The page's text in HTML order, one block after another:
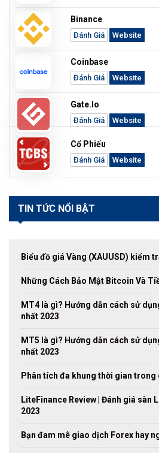
Binance
Đánh Giá Website
Coinbase
Đánh Giá Website
Gate.io
Đánh Giá Website
Cổ Phiếu
Đánh Giá Website
TIN TỨC NỔI BẬT
Biểu đồ giá Vàng (XAUUSD) kiểm
Những Cách Bảo Mật Bitcoin Và
MT4 là gì? Hướng dẫn cách sử
nhất 2023
MT5 là gì? Hướng dẫn cách sử
nhất 2023
Phân tích đa khung thời gian
LiteFinance Review | Đánh giá sàn
2023
Bạn đam mê giao dịch Forex hay